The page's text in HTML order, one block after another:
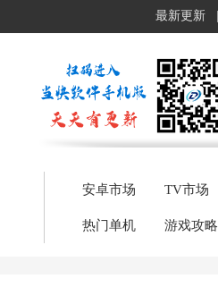
最新更新
安卓市场 TV市场
热门单机 游戏攻略